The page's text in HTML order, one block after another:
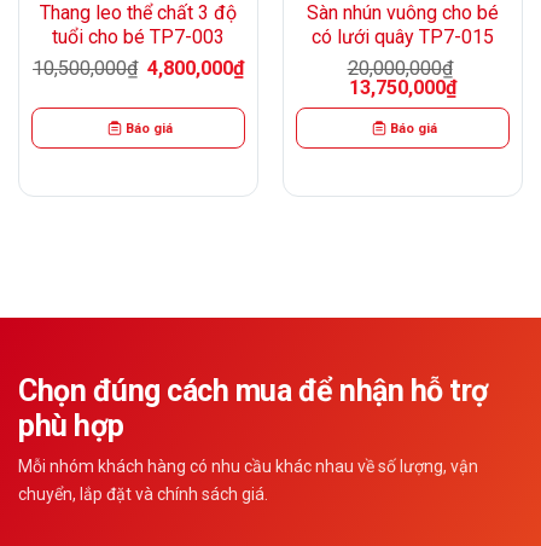
Thang leo thể chất 3 độ
tuổi cho bé TP7-003
10,500,000₫ Giá
gốc
10,500,000₫.
4,800,000₫Giá
hiện
là:
Báo giá
Sàn nhún vuông cho bé
có lưới quây TP7-015
20,000,000₫
Giá
gốc
20,000,000₫.
13,750,000₫Giá
hiện
Báo giá
Chọn đúng cách mua để nhận hỗ trợ
phù hợp
Mỗi nhóm khách hàng có nhu cầu khác nhau về số lượng, vận
chuyển, lắp đặt và chính sách giá.